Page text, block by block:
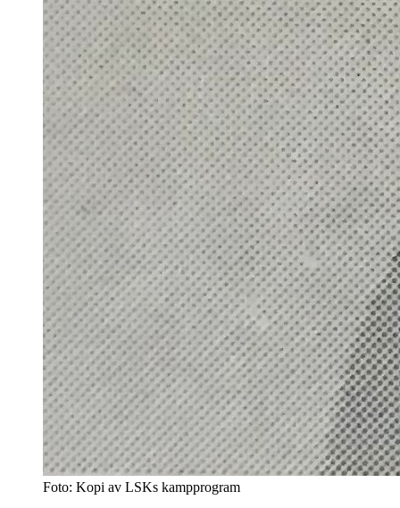
Foto: Kopi av LSKs kampprogram